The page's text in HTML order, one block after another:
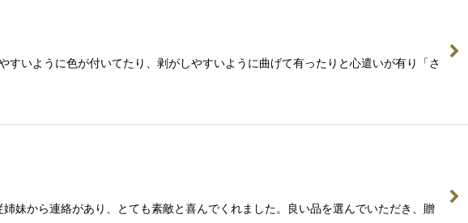
いように色が付いてたり、剥がしやすいように曲げて有ったりと心遣いが有り「さ
から連絡があり、とても素敵と喜んでくれました。良い品を選んでいただき、贈